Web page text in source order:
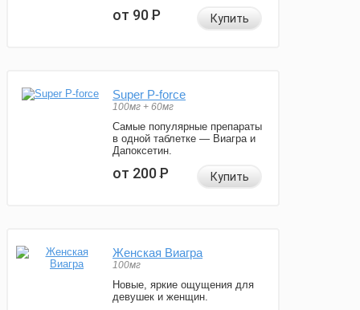
от 90Р Купить
Super P-force
100мг + 60мг
Самые популярные препараты
в одной таблетке — Виагра и
Дапоксетин.
от 200Р Купить
Женская Виагра
100мг
Новые, яркие ощущения для
девушек и женщин.